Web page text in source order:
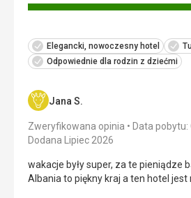
Elegancki, nowoczesny hotel
Odpowiednie dla rodzin z dziećmi
Jana S.
Zweryfikowana opinia
Data
Dodana Lipiec 2026
wakacje były super, za te pieniądze
Albania to piękny kraj a ten hotel jest